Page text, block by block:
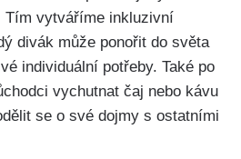
Tím vytváříme inkluzivní
divák může ponořit do světa
individuální potřeby. Také po
vychutnat čaj nebo kávu
se o své dojmy s ostatními